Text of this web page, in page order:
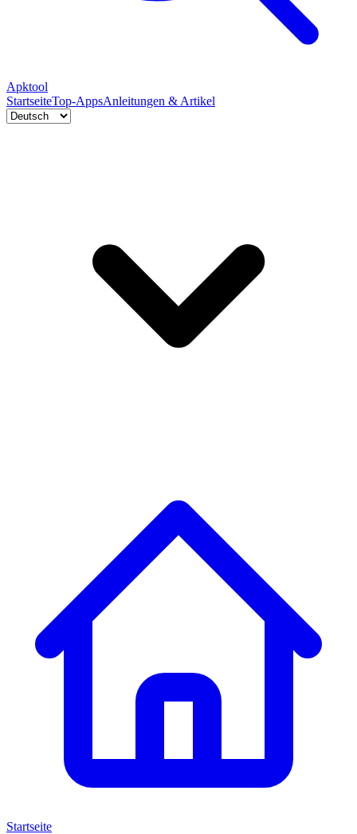
Apktool
StartseiteTop-AppsAnleitungen & Artikel
Startseite